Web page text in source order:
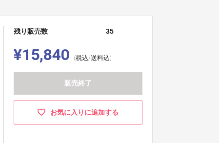
残り販売数 35
¥15,840 (税込/送料込)
販売終了
お気に入りに追加する